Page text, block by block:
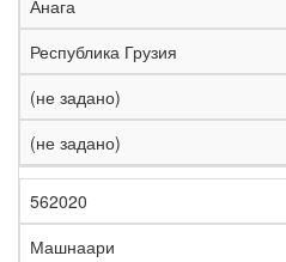
Анага
Республика Грузия
(не задано)
(не задано)
562020
Машнаари